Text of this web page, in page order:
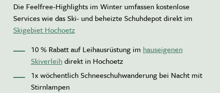
Die Feelfree-Highlights im Winter umfassen kostenlose
Services wie das Ski- und beheizte Schuhdepot direkt im
Skigebiet Hochoetz
10 % Rabatt auf Leihausrüstung im hauseigenen
Skiverleihdirekt in Hochoetz
1x wöchentlich Schneeschuhwanderung bei Nacht mit
Stirnlampen